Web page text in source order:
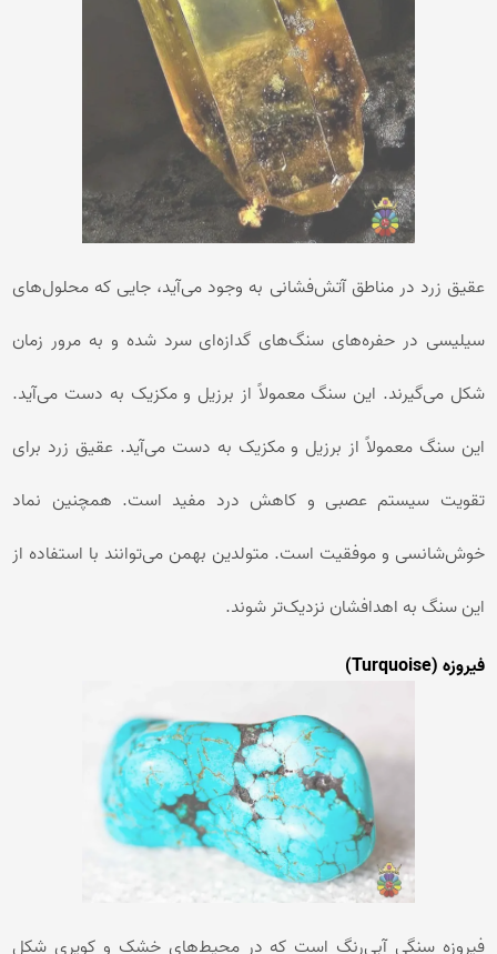
عقیق زرد در مناطق آتش‌فشانی به وجود می‌آید، جایی که محلول‌های
سیلیسی در حفره‌های سنگ‌های گدازه‌ای سرد شده و به مرور زمان
شکل می‌گیرند. این سنگ معمولاً از برزیل و مکزیک به دست می‌آید.
این سنگ معمولاً از برزیل و مکزیک به دست می‌آید. عقیق زرد برای
تقویت سیستم عصبی و کاهش درد مفید است. همچنین نماد
خوش‌شانسی و موفقیت است. متولدین بهمن می‌توانند با استفاده از
این سنگ به اهدافشان نزدیک‌تر شوند.
فیروزه (Turquoise)
فیروزه سنگی آبی‌رنگ است که در محیط‌های خشک و کویری شکل